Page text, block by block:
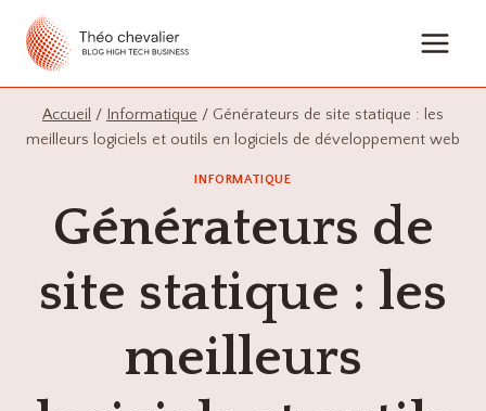
contenu
Accueil / Informatique / Générateurs de site statique : les
meilleurs logiciels et outils en logiciels de développement web
INFORMATIQUE
Générateurs de
site statique : les
meilleurs